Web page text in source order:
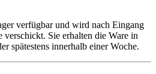
verfügbar und wird nach Eingang
Sie erhalten die Ware in
spätestens innerhalb einer Woche.